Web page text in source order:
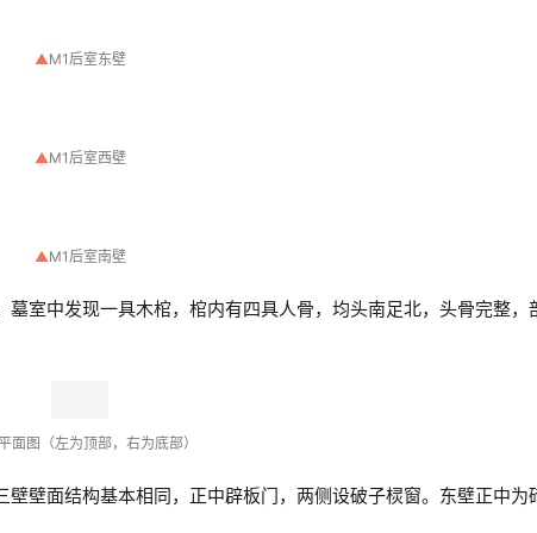
▲M1后室西壁
面图（左为顶部，右为底部）